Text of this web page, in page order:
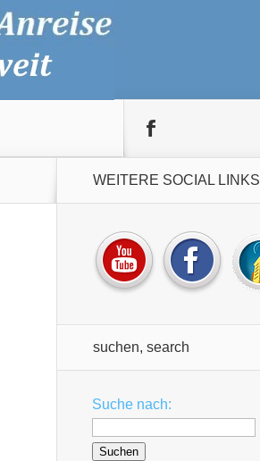
WEITERE SOCIAL LINKS
suchen, search
Suche nach: